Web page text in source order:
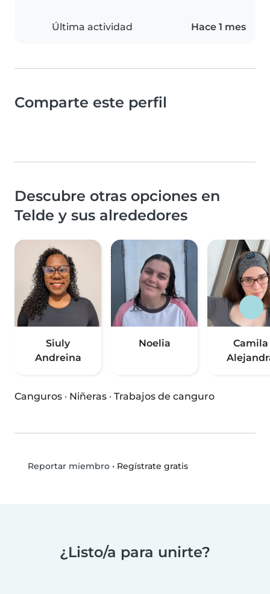
Última actividad Hace 1 mes
Comparte este perfil
Descubre otras opciones en
Telde y sus alrededores
Siuly
Andreina
Noelia
Camila
Canguros · Niñeras · Trabajos de canguro
Reportar miembro• Regístrate gratis
¿Listo/a para unirte?